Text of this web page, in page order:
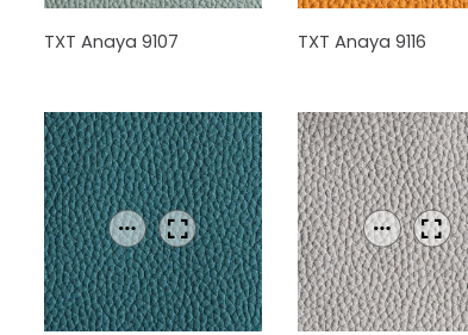
TXT Anaya 9107 TXT Anaya 9116